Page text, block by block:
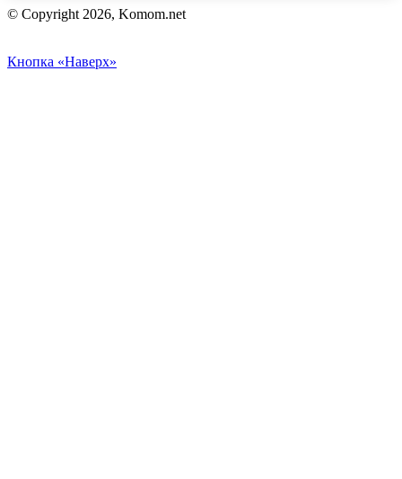
© Copyright 2026, Komom.net
Кнопка «Наверх»